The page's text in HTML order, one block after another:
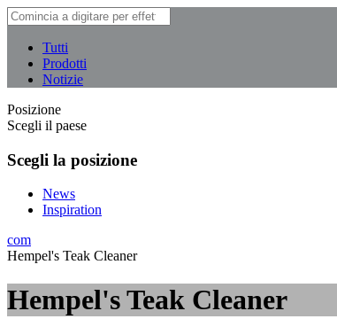
Tutti
Prodotti
Notizie
Posizione
Scegli il paese
Scegli la posizione
News
Inspiration
com
Hempel's Teak Cleaner
Hempel's Teak Cleaner